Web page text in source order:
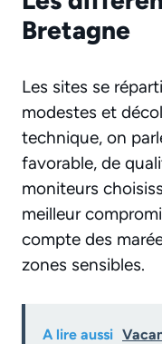
Bretagne
Les sites se
modestes et
technique, on
favorable, de
moniteurs
meilleur
compte des
zones sensibles.
A lire aussi